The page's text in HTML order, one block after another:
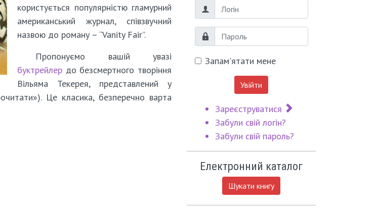
користується популярністю гламурний
американський журнал, співзвучний
назвою до роману – “Vanity Fair”.
Пропонуємо вашій увазі
буктрейлер до безсмертного творіння
Вільяма Текерея, представлений у
Це класика, безперечно варта
Логін
Пароль
Запам'ятати мене
Увійти
Зареєструватися
Забули свій логін?
Забули свій пароль?
Електронний каталог
Шукати книгу